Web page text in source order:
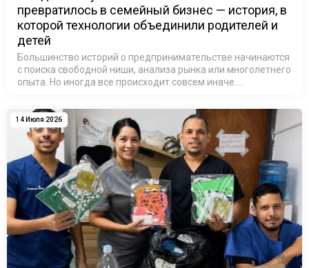
превратилось в семейный бизнес — история, в
которой технологии объединили родителей и
детей
Большинство историй о предпринимательстве начинаются
с поиска свободной ниши, анализа рынка или многолетнего
опыта. Но иногда все происходит совсем иначе.
домой после школы, чтобы …
14 Июля 2026